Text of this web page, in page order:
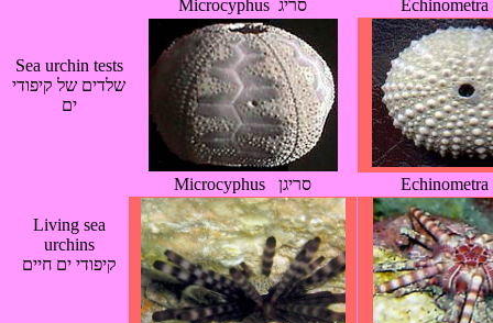
Microcyphus סריג
Sea urchin tests
שלדים של קיפודי
ים
Microcyphus סריגן
Living sea
urchins
קיפודי ים חיים